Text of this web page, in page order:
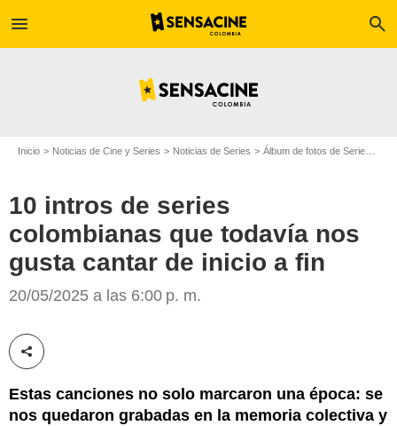
menu search
Inicio Noticias de Cine y Series Noticias de Series Álbum de fotos de Serie
10 intros de series
colombianas que todavía nos
gusta cantar de inicio a fin
20/05/2025 a las 6:00 p. m.
Compartir esta noticia
Estas canciones no solo marcaron una época: se
nos quedaron grabadas en la memoria colectiva y